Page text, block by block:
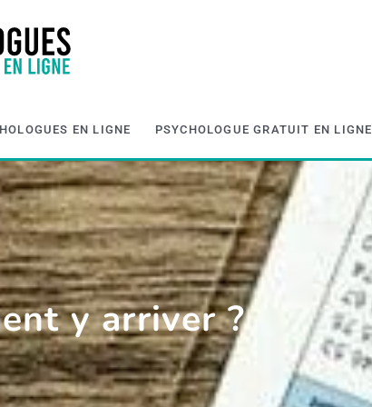
EN LIGNE PSYCHOLOGUE GRATUIT EN LIGNE
y arriver ?